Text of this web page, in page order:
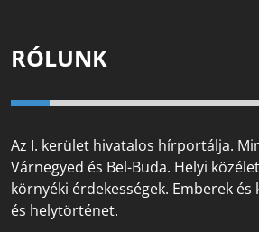
RÓLUNK
Az I. kerület hivatalos hírportálja.
Várnegyed és Bel-Buda. Helyi
környéki érdekességek. Emberek
és helytörténet.